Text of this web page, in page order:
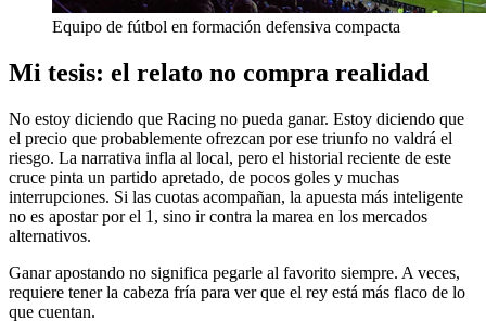
Equipo de fútbol en formación defensiva compacta
Mi tesis: el relato no compra realidad
No estoy diciendo que Racing no pueda ganar. Estoy diciendo que
el precio que probablemente ofrezcan por ese triunfo no valdrá el
riesgo. La narrativa infla al local, pero el historial reciente de este
cruce pinta un partido apretado, de pocos goles y muchas
interrupciones. Si las cuotas acompañan, la apuesta más inteligente
no es apostar por el 1, sino ir contra la marea en los mercados
alternativos.
Ganar apostando no significa pegarle al favorito siempre. A veces,
requiere tener la cabeza fría para ver que el rey está más flaco de lo
que cuentan.